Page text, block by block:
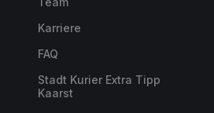
Karriere
FAQ
Stadt Kurier Extra Tipp
Kaarst